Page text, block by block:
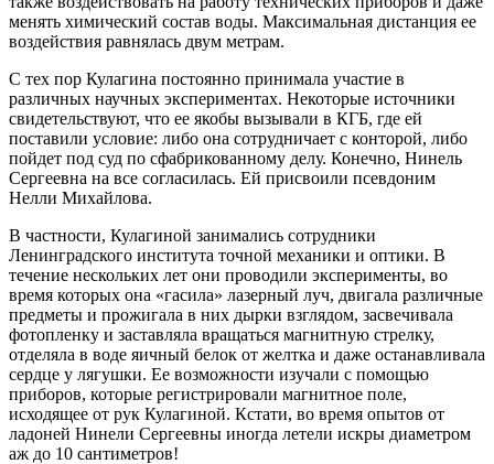
менять химический состав воды. Максимальная дистанция ее
воздействия равнялась двум метрам.
С тех пор Кулагина постоянно принимала участие в
различных научных экспериментах. Некоторые источники
свидетельствуют, что ее якобы вызывали в КГБ, где ей
поставили условие: либо она сотрудничает с конторой, либо
пойдет под суд по сфабрикованному делу. Конечно, Нинель
Сергеевна на все согласилась. Ей присвоили псевдоним
Нелли Михайлова.
В частности, Кулагиной занимались сотрудники
Ленинградского института точной механики и оптики. В
течение нескольких лет они проводили эксперименты, во
время которых она «гасила» лазерный луч, двигала различные
предметы и прожигала в них дырки взглядом, засвечивала
фотопленку и заставляла вращаться магнитную стрелку,
отделяла в воде яичный белок от желтка и даже останавливала
сердце у лягушки. Ее возможности изучали с помощью
приборов, которые регистрировали магнитное поле,
исходящее от рук Кулагиной. Кстати, во время опытов от
ладоней Нинели Сергеевны иногда летели искры диаметром
аж до 10 сантиметров!